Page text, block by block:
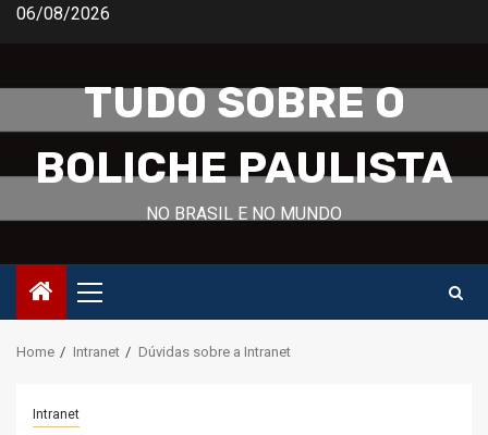
Skip06/08/2026
TUDO SOBRE O
BOLICHE PAULISTA
NO BRASIL E NO MUNDO
Primary
Menu
Home Intranet Dúvidas sobre a Intranet
Intranet